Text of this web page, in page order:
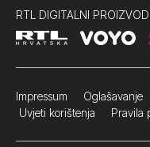
RTL DIGITALNI PROIZVODI
Impressum
Uvjeti korištenja Pravila